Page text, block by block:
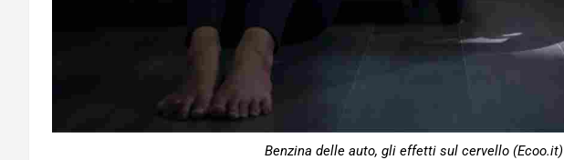
Benzina delle auto, gli effetti sul cervello (Ecoo.it)